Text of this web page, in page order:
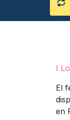
I
El
en